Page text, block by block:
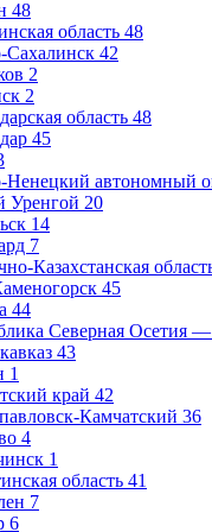
48
область 48
42
2
2
область 48
45
Ненецкий автономный
Уренгой 20
14
7
Казахстанская
45
44
Северная Осетия
43
1
край 42
Камчатский 36
4
1
область 41
7
6